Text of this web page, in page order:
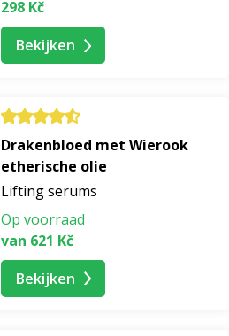
298 Kč
Bekijken
Drakenbloed met Wierook
etherische olie
Lifting serums
Op voorraad
van 621 Kč
Bekijken